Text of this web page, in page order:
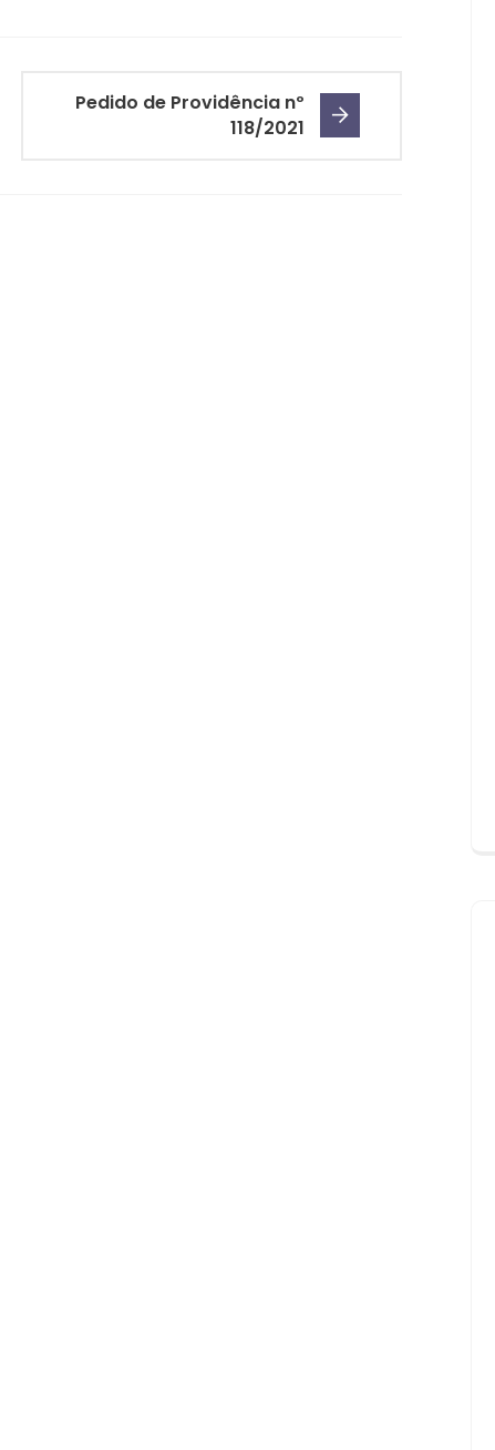
Pedido de Providência nº
118/2021